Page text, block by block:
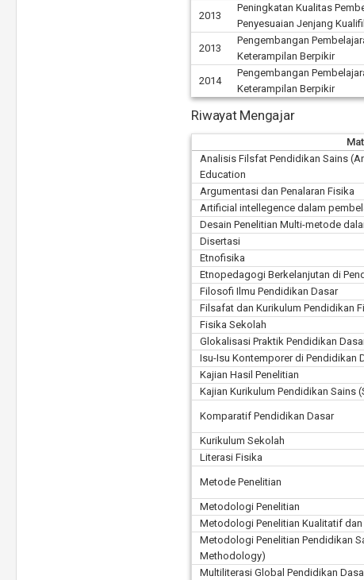
2013
Peningkatan Kualitas
Penyesuaian Jenjang
2013
Pengembangan
Keterampilan Berpikir
2014
Pengembangan
Keterampilan Berpikir
Riwayat Mengajar
Analisis Filsfat Pendidikan Sains
Education
Argumentasi dan Penalaran Fisika
Artificial intellegence dalam
Desain Penelitian Multi-metode
Disertasi
Etnofisika
Etnopedagogi Berkelanjutan di
Filosofi Ilmu Pendidikan Dasar
Filsafat dan Kurikulum Pendidikan
Fisika Sekolah
Glokalisasi Praktik Pendidikan
Isu-Isu Kontemporer di Pendidikan
Kajian Hasil Penelitian
Kajian Kurikulum Pendidikan Sains
Komparatif Pendidikan Dasar
Kurikulum Sekolah
Literasi Fisika
Metode Penelitian
Metodologi Penelitian
Metodologi Penelitian Kualitatif
Metodologi Penelitian Pendidikan
Methodology)
Multiliterasi Global Pendidikan